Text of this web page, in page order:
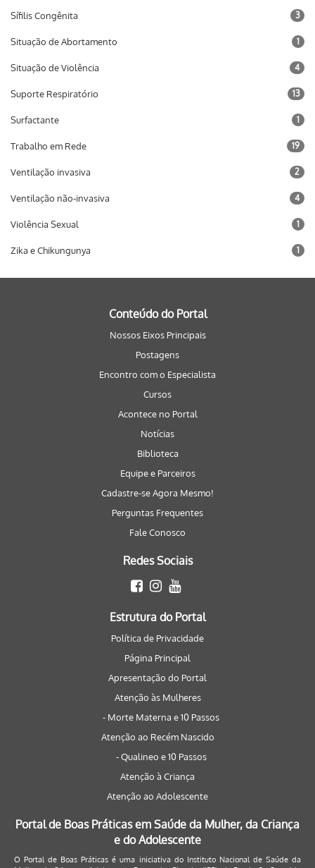
Sífilis Congênita 3
Situação de Abortamento 1
Situação de Violência 4
Suporte Respiratório 13
Surfactante 1
Trabalho em Rede 19
Ventilação invasiva 2
Ventilação não-invasiva 4
Violência Sexual 1
Zika e Chikungunya 1
Conteúdo do Portal
Nossos Eixos Principais
Postagens
Encontro com o Especialista
Cursos
Acontece no Portal
Notícias
Biblioteca
Equipe e Parceiros
Cadastre-se Agora Mesmo!
Perguntas Frequentes
Fale Conosco
Redes Sociais
Estrutura do Portal
Política de Privacidade
Página Principal
Apresentação do Portal
Atenção às Mulheres
- Morte Materna e 10 Passos
Atenção ao Recém Nascido
- Qualineo e 10 Passos
Atenção à Criança
Atenção ao Adolescente
Portal de Boas Práticas em Saúde da Mulher, da Criança
e do Adolescente
O Portal de Boas Práticas é uma iniciativa do Instituto Nacional de Saúde da